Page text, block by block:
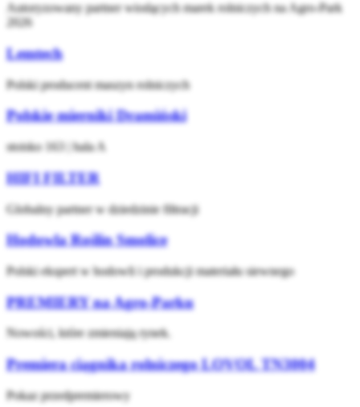
Autoryzowany partner wiodących marek rolniczych na Agro-Park
2026
Lemtech
Polski producent maszyn rolniczych
Polskie mierniki Dramiński
stoisko 163 | hala A
HIFI FILTER
Globalny partner w dziedzinie filtracji
Hodowla Roślin Smolice
Polski ekspert w hodowli i produkcji materiału siewnego
PREMIERY na Agro-Parku
Nowości, które zmieniają rynek.
Premiera ciągnika rolniczego LOVOL TN3004
Pokaz przedpremierowy